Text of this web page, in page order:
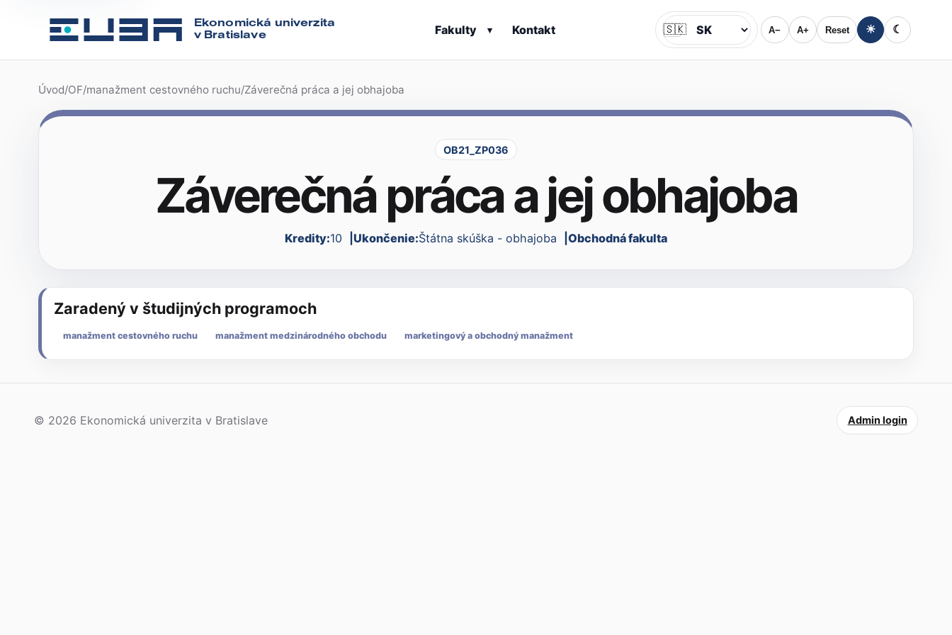
Ekonomická univerzita
v Bratislave
Fakulty ▾ Kontakt Jazyk
🇸🇰 A− A+ Reset ☀ ☾
Úvod/OF/manažment cestovného ruchu/Záverečná práca a jej obhajoba
OB21_ZP036
Záverečná práca a jej obhajoba
Kredity:10 Ukončenie:Štátna skúška - obhajoba Obchodná fakulta
Zaradený v študijných programoch
manažment cestovného ruchu manažment medzinárodného obchodu marketingový a obchodný manažment
© 2026 Ekonomická univerzita v Bratislave Admin login